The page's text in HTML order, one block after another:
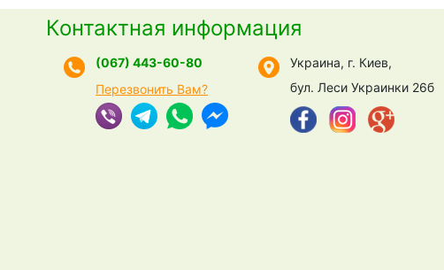
Контактная информация
(067) 443-60-80
Перезвонить Вам?
Украина, г. Киев,
бул. Леси Украинки 26б